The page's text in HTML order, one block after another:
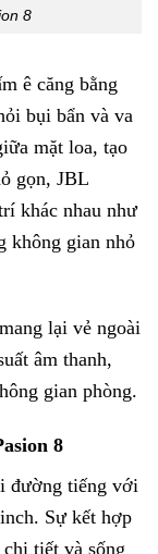
8
ê căng bằng
bụi bẩn và va
mặt loa, tạo
gọn, JBL
khác nhau như
không gian nhỏ
lại vẻ ngoài
âm thanh,
gian phòng.
8
đường tiếng với
Sự kết hợp
tiết và sống